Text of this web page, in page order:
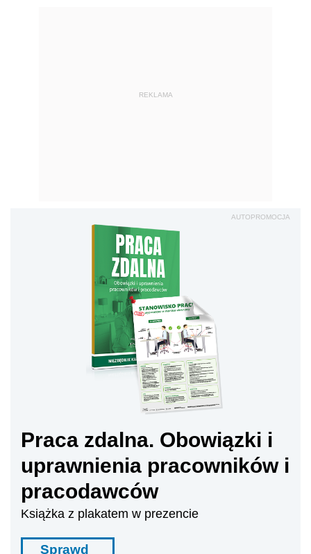
REKLAMA
AUTOPROMOCJA
Praca zdalna. Obowiązki i
uprawnienia pracowników i
pracodawców
Książka z plakatem w prezencie
Sprawd